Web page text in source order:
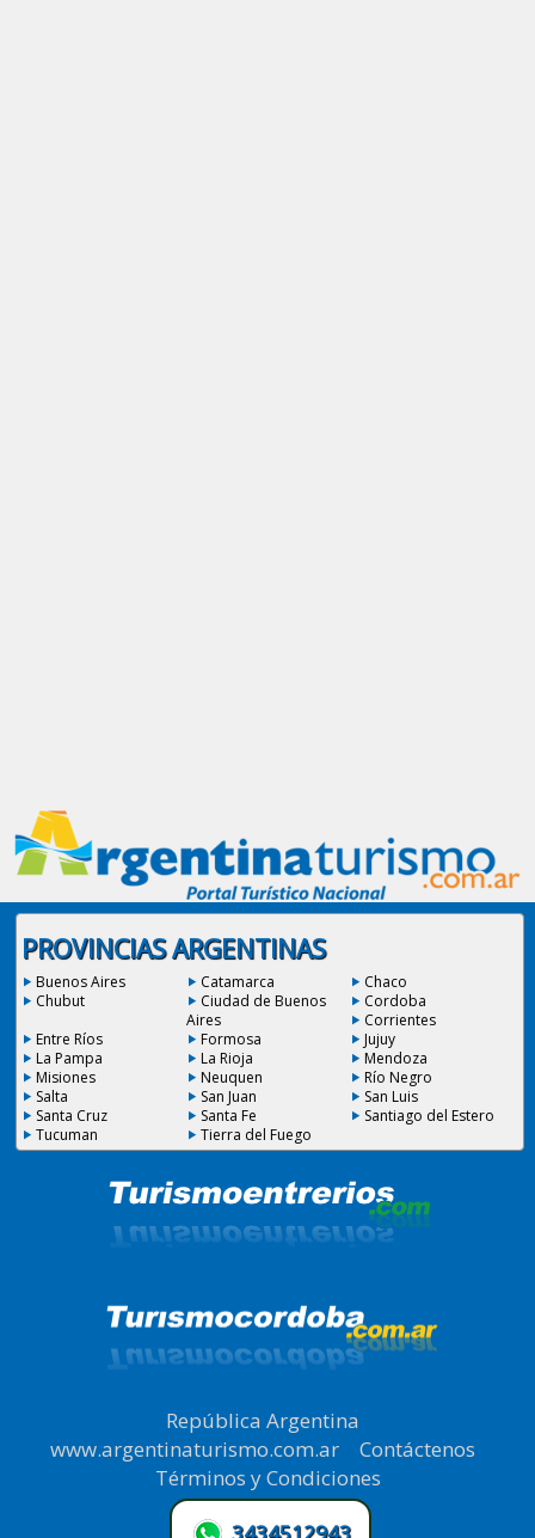
PROVINCIAS ARGENTINAS
Buenos Aires Catamarca
Chaco
Chubut
Ciudad de Buenos
Aires
Cordoba
Corrientes
Entre Ríos
Formosa
Jujuy
La Pampa
La Rioja
Mendoza
Misiones
Neuquen
Río Negro
Salta
San Juan
San Luis
Santa Cruz
Santa Fe
Santiago del Estero
Tucuman
Tierra del Fuego
República Argentina
www.argentinaturismo.com.ar| Contáctenos
Términos y Condiciones